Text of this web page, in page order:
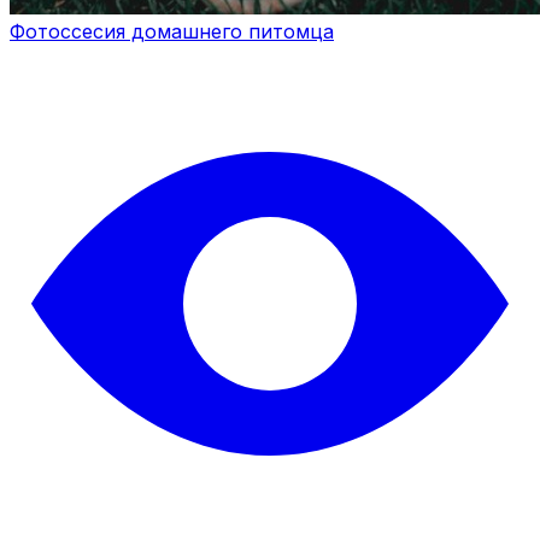
Фотоссесия домашнего питомца